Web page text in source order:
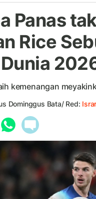
Panas
Rice
kemenangan
Dominggus Bata/ Red: